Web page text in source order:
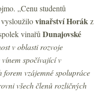
„Cenu studentů
vinařství Horákz
vinařů Dunajovské
v oblasti rozvoje
spočívající v
vzájemné spolupráce
všech členů rozličných